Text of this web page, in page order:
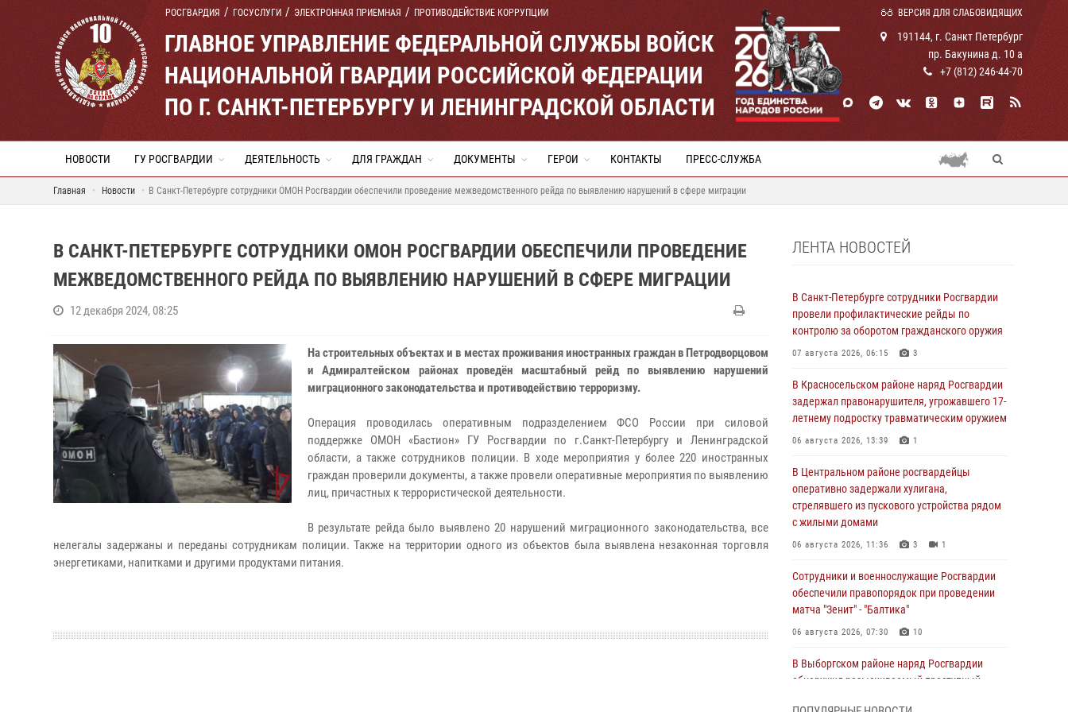
РОСГВАРДИЯ ГОСУСЛУГИ ЭЛЕКТРОННАЯ ПРИЕМНАЯ ПРОТИВОДЕЙСТВИЕ КОРРУПЦИИ ВЕРСИЯ ДЛЯ СЛАБОВИДЯЩИХ
ГЛАВНОЕ УПРАВЛЕНИЕ ФЕДЕРАЛЬНОЙ СЛУЖБЫ ВОЙСК
НАЦИОНАЛЬНОЙ ГВАРДИИ РОССИЙСКОЙ ФЕДЕРАЦИИ
ПО Г. САНКТ-ПЕТЕРБУРГУ И ЛЕНИНГРАДСКОЙ ОБЛАСТИ
191144, г. Санкт Петербург
пр. Бакунина д. 10 а
+7 (812) 246-44-70
НОВОСТИ ГУ РОСГВАРДИИ ДЕЯТЕЛЬНОСТЬ ДЛЯ ГРАЖДАН ДОКУМЕНТЫ ГЕРОИ КОНТАКТЫ ПРЕСС-СЛУЖБА
Главная Новости В Санкт-Петербурге сотрудники ОМОН Росгвардии обеспечили проведение межведомственного рейда по выявлению нарушений в сфере миграции
В САНКТ-ПЕТЕРБУРГЕ СОТРУДНИКИ ОМОН РОСГВАРДИИ ОБЕСПЕЧИЛИ ПРОВЕДЕНИЕ
МЕЖВЕДОМСТВЕННОГО РЕЙДА ПО ВЫЯВЛЕНИЮ НАРУШЕНИЙ В СФЕРЕ МИГРАЦИИ
12 декабря 2024, 08:25
На строительных объектах и в местах проживания иностранных граждан в Петродворцовом
и Адмиралтейском районах проведён масштабный рейд по выявлению нарушений
миграционного законодательства и противодействию терроризму.
Операция проводилась оперативным подразделением ФСО России при силовой
поддержке ОМОН «Бастион» ГУ Росгвардии по г.Санкт-Петербургу и Ленинградской
области, а также сотрудников полиции. В ходе мероприятия у более 220 иностранных
граждан проверили документы, а также провели оперативные мероприятия по выявлению
лиц, причастных к террористической деятельности.
В результате рейда было выявлено 20 нарушений миграционного законодательства, все
нелегалы задержаны и переданы сотрудникам полиции. Также на территории одного из объектов была выявлена незаконная торговля
энергетиками, напитками и другими продуктами питания.​​​​​​​
ЛЕНТА НОВОСТЕЙ
В Санкт-Петербурге сотрудники Росгвардии
провели профилактические рейды по
контролю за оборотом гражданского оружия
07 августа 2026, 06:15 3
В Красносельском районе наряд Росгвардии
задержал правонарушителя, угрожавшего 17-
летнему подростку травматическим оружием
06 августа 2026, 13:39 1
В Центральном районе росгвардейцы
оперативно задержали хулигана,
стрелявшего из пускового устройства рядом
с жилыми домами
06 августа 2026, 11:36 3 1
Сотрудники и военнослужащие Росгвардии
обеспечили правопорядок при проведении
матча "Зенит" - "Балтика"
06 августа 2026, 07:30 10
В Выборгском районе наряд Росгвардии
обнаружил разыскиваемый преступный